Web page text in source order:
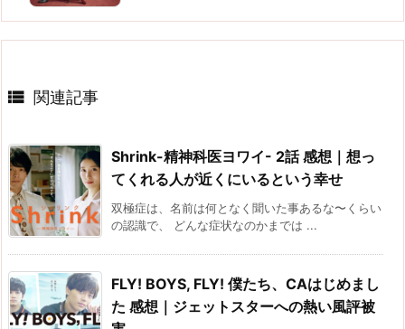
 関連記事
Shrink-精神科医ヨワイ- 2話 感想｜想っ
てくれる人が近くにいるという幸せ
双極症は、名前は何となく聞いた事あるな〜くらい
の認識で、 どんな症状なのかまでは ...
FLY! BOYS, FLY! 僕たち、CAはじめまし
た 感想｜ジェットスターへの熱い風評被